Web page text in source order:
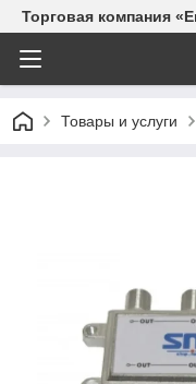
Торговая компания
Товары и услуги